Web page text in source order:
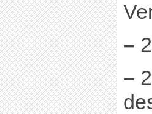
–
–